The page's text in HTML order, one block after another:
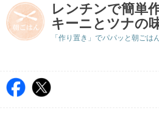
レンチンで簡単
キーニとツナの
「作り置き」でパパッと朝ごは